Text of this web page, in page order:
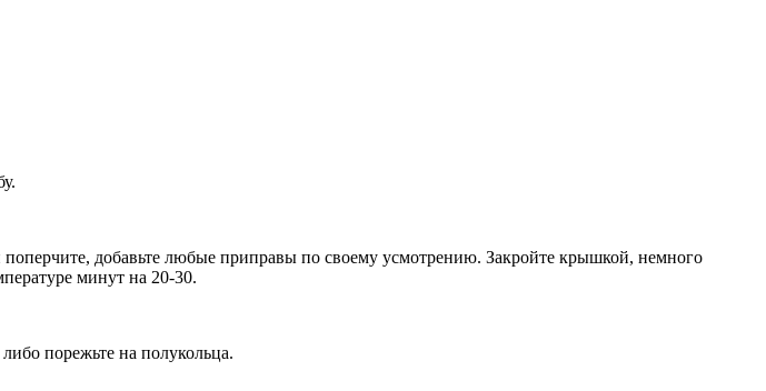
добавьте любые приправы по своему усмотрению. Закройте крышкой, немного
минут на 20-30.
порежьте на полукольца.